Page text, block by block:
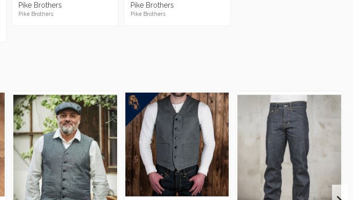
Pike Brothers
Pike Brothers
Pike Brothers
Pike Brothers